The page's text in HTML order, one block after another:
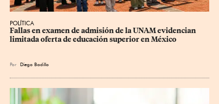
POLÍTICA
Fallas en examen de admisión de la UNAM evidencian
limitada oferta de educación superior en México
Por Diego Badillo